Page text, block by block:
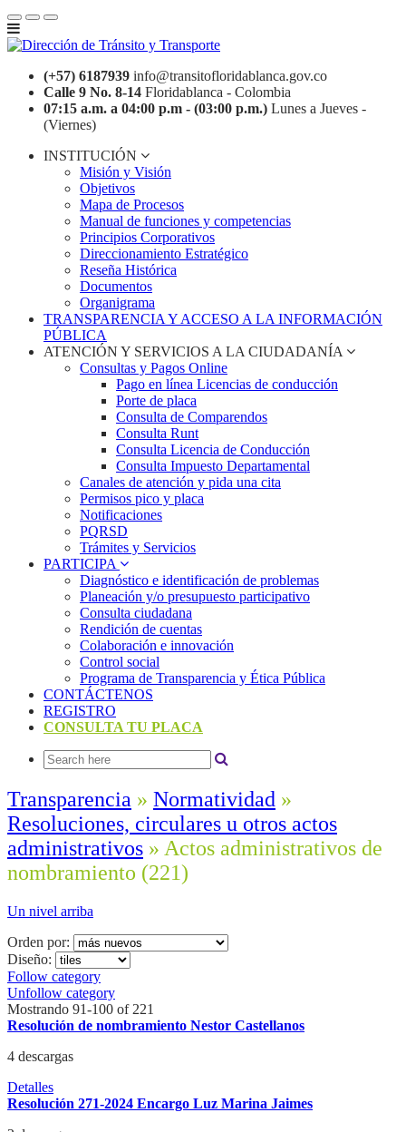
(+57) 6187939 info@transitofloridablanca.gov.co
Calle 9 No. 8-14 Floridablanca - Colombia
07:15 a.m. a 04:00 p.m - (03:00 p.m.) Lunes a Jueves -
(Viernes)
INSTITUCIÓN
Misión y Visión
Objetivos
Mapa de Procesos
Manual de funciones y competencias
Principios Corporativos
Direccionamiento Estratégico
Reseña Histórica
Documentos
Organigrama
TRANSPARENCIA Y ACCESO A LA INFORMACIÓN
PÚBLICA
ATENCIÓN Y SERVICIOS A LA CIUDADANÍA
Consultas y Pagos Online
Pago en línea Licencias de conducción
Porte de placa
Consulta de Comparendos
Consulta Runt
Consulta Licencia de Conducción
Consulta Impuesto Departamental
Canales de atención y pida una cita
Permisos pico y placa
Notificaciones
PQRSD
Trámites y Servicios
PARTICIPA
Diagnóstico e identificación de problemas
Planeación y/o presupuesto participativo​
Consulta ciudadana
Rendición de cuentas
Colaboración e innovación
Control social
Programa de Transparencia y Ética Pública
CONTÁCTENOS
REGISTRO
CONSULTA TU PLACA
Transparencia » Normatividad »
Resoluciones, circulares u otros actos
administrativos » Actos administrativos de
nombramiento (221)
Un nivel arriba
Orden por:
Diseño:
Follow category
Unfollow category
Mostrando 91-100 of 221
Resolución de nombramiento Nestor Castellanos
4 descargas
Detalles
Resolución 271-2024 Encargo Luz Marina Jaimes